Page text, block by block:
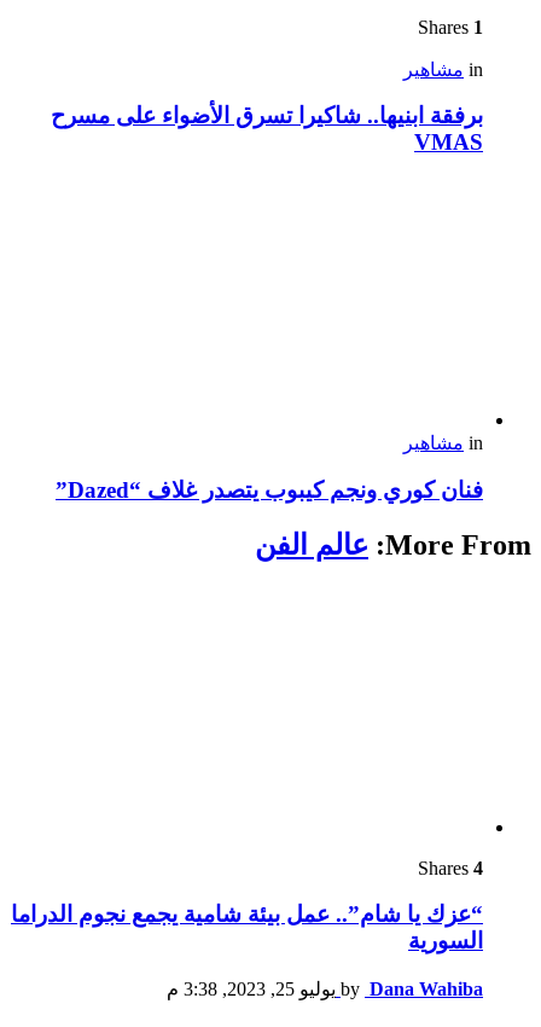
1
in مشاهير
برفقة ابنيها.. شاكيرا تسرق الأضواء على مسرح
VMAS
in مشاهير
فنان كوري ونجم كيبوب يتصدر غلاف “Dazed”
More From: عالم الفن
4
“عزك يا شام”.. عمل بيئة شامية يجمع نجوم الدراما
السورية
by Dana Wahiba يوليو 25, 2023, 3:38 م